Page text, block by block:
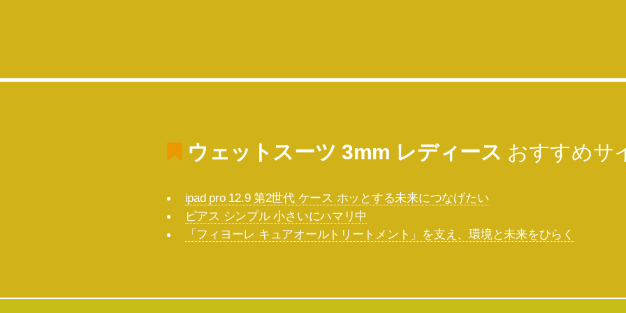
ウェットスーツ 3mm レディース おすすめサ
ipad pro 12.9 第2世代 ケース ホッとする未来につなげたい
ピアス シンプル 小さいにハマリ中
「フィヨーレ キュアオールトリートメント」を支え、環境と未来をひらく